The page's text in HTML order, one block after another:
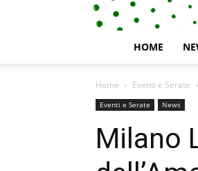
HOME
Home Eventi e Serate
Eventi e Serate News
Milano